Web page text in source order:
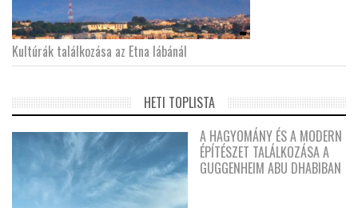
Kultúrák találkozása az Etna lábánál
HETI TOPLISTA
A HAGYOMÁNY ÉS A MODERN
ÉPÍTÉSZET TALÁLKOZÁSA A
GUGGENHEIM ABU DHABIBAN